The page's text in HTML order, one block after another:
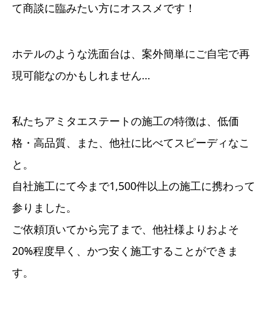
て商談に臨みたい方にオススメです！
ホテルのような洗面台は、案外簡単にご自宅で再
現可能なのかもしれません…
私たちアミタエステートの施工の特徴は、低価
格・高品質、また、他社に比べてスピーディなこ
と。
自社施工にて今まで1,500件以上の施工に携わって
参りました。
ご依頼頂いてから完了まで、他社様よりおよそ
20%程度早く、かつ安く施工することができま
す。